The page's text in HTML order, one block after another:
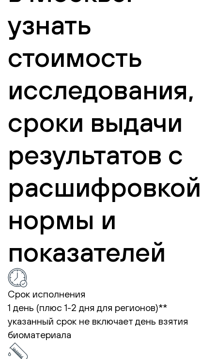
узнать
стоимость
исследования,
сроки выдачи
результатов с
расшифровкой
нормы и
показателей
Срок исполнения
1 день (плюс 1-2 дня для регионов)**
указанный срок не включает день взятия
биоматериала